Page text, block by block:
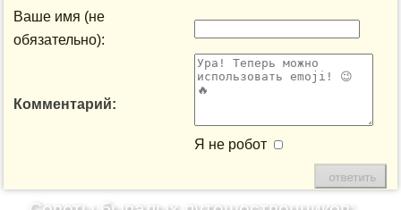
Ваше имя (не
обязательно):
Комментарий:
Я не робот